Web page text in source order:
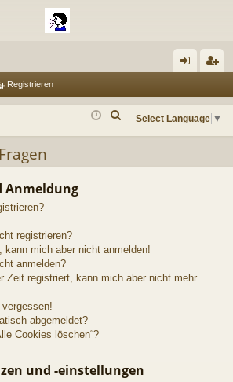
m ist
Registrieren
Select Language ▼
h
Anmeldung
registrieren?
kann mich aber nicht anmelden!
anmelden?
Zeit registriert, kann mich aber nicht mehr
abgemeldet?
Cookies löschen“?
und -einstellungen